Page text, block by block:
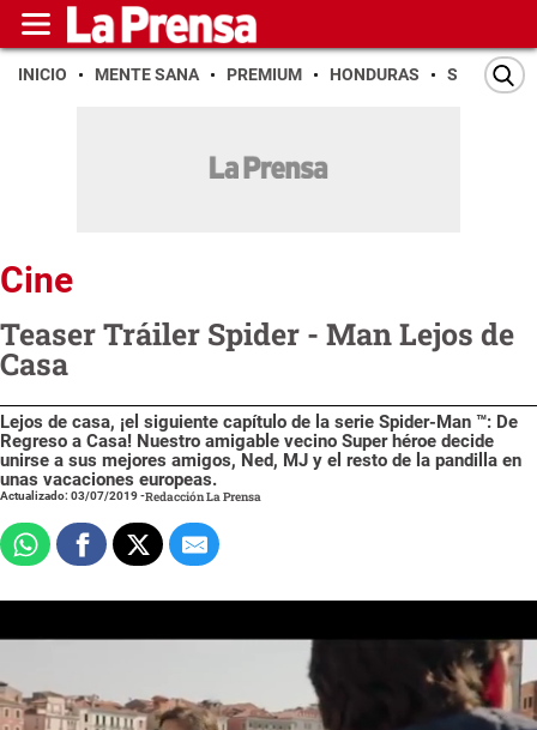
INICIO MENTE SANA PREMIUM HONDURAS SAN PEDRO
Cine
Teaser Tráiler Spider - Man Lejos de
Casa
Lejos de casa, ¡el siguiente capítulo de la serie Spider-Man ™: De
Regreso a Casa! Nuestro amigable vecino Super héroe decide
unirse a sus mejores amigos, Ned, MJ y el resto de la pandilla en
unas vacaciones europeas.
Actualizado: 03/07/2019-Redacción La Prensa